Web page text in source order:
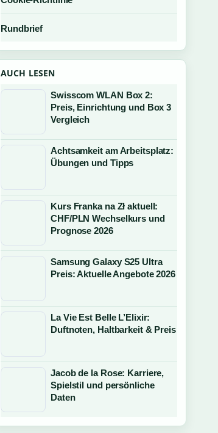
Rundbrief
AUCH LESEN
Swisscom WLAN Box 2:
Preis, Einrichtung und Box 3
Vergleich
Achtsamkeit am Arbeitsplatz:
Übungen und Tipps
Kurs Franka na Zł aktuell:
CHF/PLN Wechselkurs und
Prognose 2026
Samsung Galaxy S25 Ultra
Preis: Aktuelle Angebote 2026
La Vie Est Belle L’Elixir:
Duftnoten, Haltbarkeit & Preis
Jacob de la Rose: Karriere,
Spielstil und persönliche
Daten